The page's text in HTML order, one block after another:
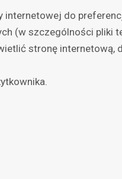
do
(w szczególności pliki
stronę internetową,